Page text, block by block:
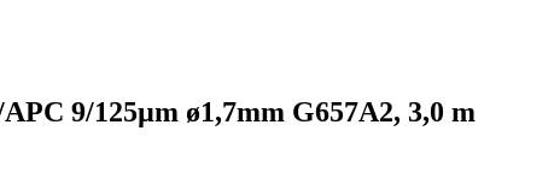
9/125µm ø1,7mm G657A2, 3,0 m